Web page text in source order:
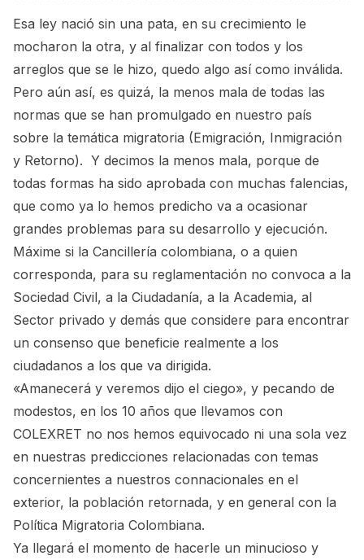
Esa ley nació sin una pata, en su crecimiento le
mocharon la otra, y al finalizar con todos y los
arreglos que se le hizo, quedo algo así como inválida.
Pero aún así, es quizá, la menos mala de todas las
normas que se han promulgado en nuestro país
sobre la temática migratoria (Emigración, Inmigración
y Retorno). Y decimos la menos mala, porque de
todas formas ha sido aprobada con muchas falencias,
que como ya lo hemos predicho va a ocasionar
grandes problemas para su desarrollo y ejecución.
Máxime si la Cancillería colombiana, o a quien
corresponda, para su reglamentación no convoca a la
Sociedad Civil, a la Ciudadanía, a la Academia, al
Sector privado y demás que considere para encontrar
un consenso que beneficie realmente a los
ciudadanos a los que va dirigida.
«Amanecerá y veremos dijo el ciego», y pecando de
modestos, en los 10 años que llevamos con
COLEXRET no nos hemos equivocado ni una sola vez
en nuestras predicciones relacionadas con temas
concernientes a nuestros connacionales en el
exterior, la población retornada, y en general con la
Política Migratoria Colombiana.
Ya llegará el momento de hacerle un minucioso y